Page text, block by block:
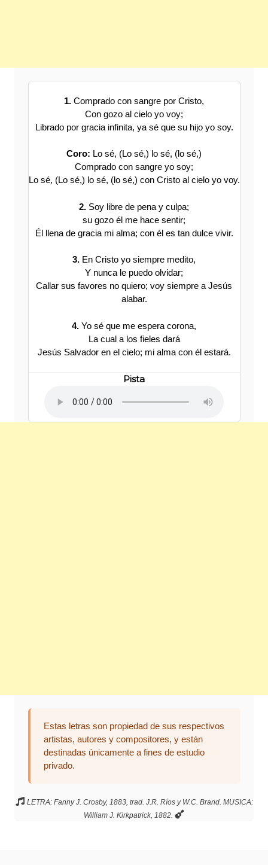
1. Comprado con sangre por Cristo,
Con gozo al cielo yo voy;
Librado por gracia infinita, ya sé que su hijo yo soy.
Coro: Lo sé, (Lo sé,) lo sé, (lo sé,)
Comprado con sangre yo soy;
Lo sé, (Lo sé,) lo sé, (lo sé,) con Cristo al cielo yo voy.
2. Soy libre de pena y culpa;
su gozo él me hace sentir;
Él llena de gracia mi alma; con él es tan dulce vivir.
3. En Cristo yo siempre medito,
Y nunca le puedo olvidar;
Callar sus favores no quiero; voy siempre a Jesús
alabar.
4. Yo sé que me espera corona,
La cual a los fieles dará
Jesús Salvador en el cielo; mi alma con él estará.
Pista
Estas letras son propiedad de sus respectivos
artistas, autores y compositores, y están
destinadas únicamente a fines de estudio
privado.
LETRA: Fanny J. Crosby, 1883, trad. J.R. Ríos y W.C. Brand. MUSICA:
William J. Kirkpatrick, 1882.